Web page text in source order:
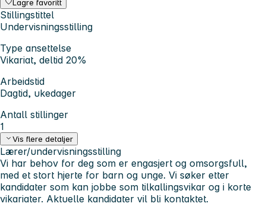
Lagre favoritt
Stillingstittel
Undervisningsstilling
Type ansettelse
Vikariat, deltid 20%
Arbeidstid
Dagtid, ukedager
Antall stillinger
1
Vis flere detaljer
Lærer/undervisningsstilling
Vi har behov for deg som er engasjert og omsorgsfull,
med et stort hjerte for barn og unge. Vi søker etter
kandidater som kan jobbe som tilkallingsvikar og i korte
vikariater. Aktuelle kandidater vil bli kontaktet.